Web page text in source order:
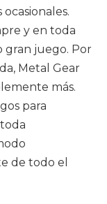
y en toda
gran juego. Por
Metal Gear
más.
para
de todo el